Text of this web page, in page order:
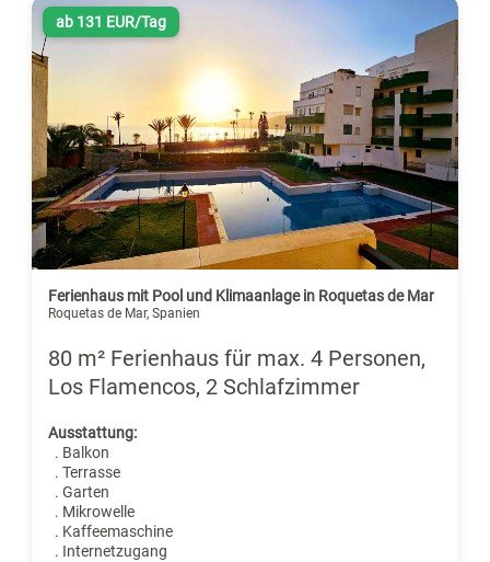
ab 131 EUR/Tag
Ferienhaus mit Pool und Klimaanlage in Roquetas de Mar
Roquetas de Mar, Spanien
80 m² Ferienhaus für max. 4 Personen,
Los Flamencos, 2 Schlafzimmer
Ausstattung:
. Balkon
. Terrasse
. Garten
. Mikrowelle
. Kaffeemaschine
. Internetzugang